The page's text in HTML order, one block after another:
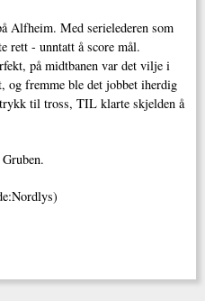
Alfheim. Med serielederen som
rett - unntatt å score mål.
på midtbanen var det vilje i
og fremme ble det jobbet iherdig
til tross, TIL klarte skjelden å